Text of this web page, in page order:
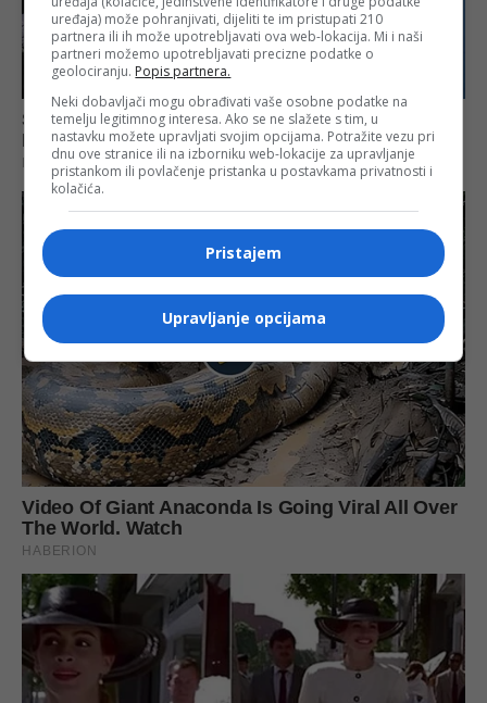
uređaja) može pohranjivati, dijeliti te im pristupati 210
partnera ili ih može upotrebljavati ova web-lokacija. Mi i naši
partneri možemo upotrebljavati precizne podatke o
geolociranju. Popis partnera.
Neki dobavljači mogu obrađivati vaše osobne podatke na
temelju legitimnog interesa. Ako se ne slažete s tim, u
nastavku možete upravljati svojim opcijama. Potražite vezu pri
dnu ove stranice ili na izborniku web-lokacije za upravljanje
pristankom ili povlačenje pristanka u postavkama privatnosti i
kolačića.
Pristajem
Upravljanje opcijama